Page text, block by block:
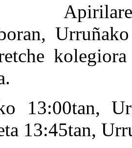
13:00tan,
13:45tan,